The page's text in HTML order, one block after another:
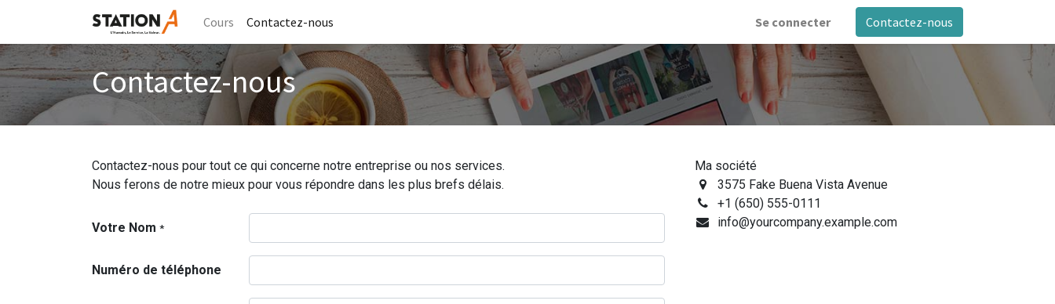
Cours Contactez-nous Se connecter Contactez-nous
Contactez-nous
Contactez-nous pour tout ce qui concerne notre entreprise ou nos services.
Nous ferons de notre mieux pour vous répondre dans les plus brefs délais.
Votre Nom *
Numéro de téléphone
Ma société
3575 Fake Buena Vista Avenue
+1 (650) 555-0111
info@yourcompany.example.com